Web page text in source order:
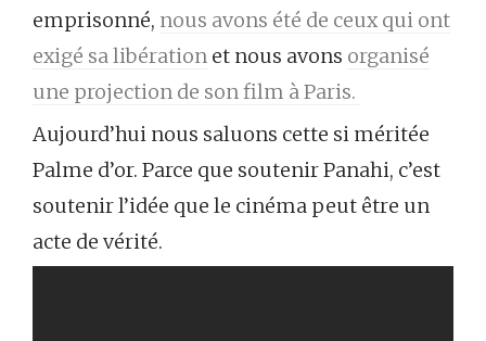
emprisonné, nous avons été de ceux qui ont
exigé sa libération et nous avons organisé
une projection de son film à Paris.
Aujourd’hui nous saluons cette si méritée
Palme d’or. Parce que soutenir Panahi, c’est
soutenir l’idée que le cinéma peut être un
acte de vérité.